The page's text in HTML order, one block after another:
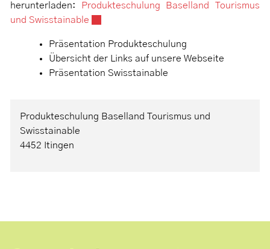
herunterladen:
Produkteschulung Baselland Tourismus
und Swisstainable
Präsentation Produkteschulung
Übersicht der Links auf unsere Webseite
Präsentation Swisstainable
Produkteschulung Baselland Tourismus und
Swisstainable
4452 Itingen